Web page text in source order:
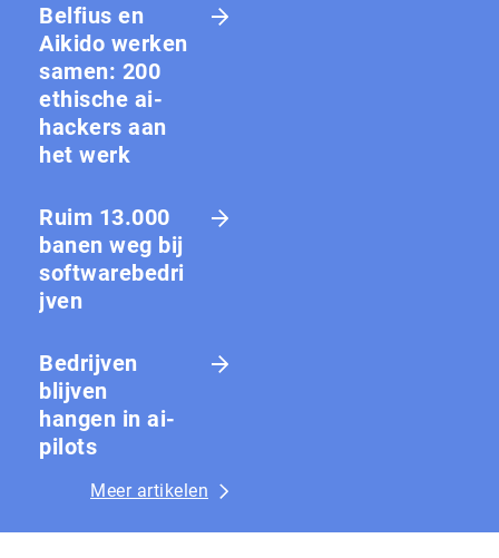
Belfius en
Aikido werken
samen: 200
ethische ai-
hackers aan
het werk
Ruim 13.000
banen weg bij
softwarebedri
jven
Bedrijven
blijven
hangen in ai-
pilots
Meer artikelen